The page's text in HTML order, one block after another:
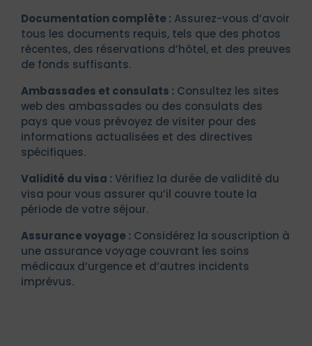
Documentation complète : Assurez-vous d’avoir
tous les documents requis, tels que des photos
récentes, des réservations d’hôtel, et des preuves
de fonds suffisants.
Ambassades et consulats : Consultez les sites
web des ambassades ou des consulats des
pays que vous prévoyez de visiter pour des
informations actualisées et des directives
spécifiques.
Validité du visa :Vérifiez la durée de validité du
visa pour vous assurer qu’il couvre toute la
période de votre séjour.
Assurance voyage : Considérez la souscription à
une assurance voyage couvrant les soins
médicaux d’urgence et d’autres incidents
imprévus.